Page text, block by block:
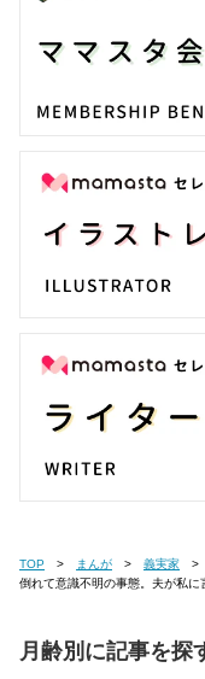
TOP まんが 義実家
倒れて意識不明の事態。夫が私に
月齢別に記事を探